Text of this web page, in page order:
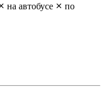
на автобусе
по